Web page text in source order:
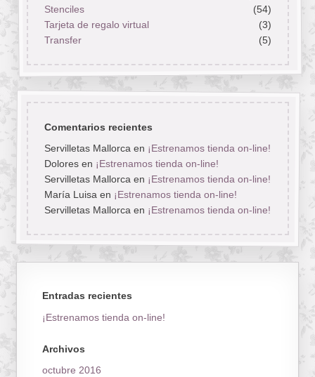
Stenciles
(54)
Tarjeta de regalo virtual
(3)
Transfer
(5)
Comentarios recientes
Servilletas Mallorcaen ¡Estrenamos tienda on-line!
Doloresen ¡Estrenamos tienda on-line!
Servilletas Mallorcaen ¡Estrenamos tienda on-line!
María Luisaen ¡Estrenamos tienda on-line!
Servilletas Mallorcaen ¡Estrenamos tienda on-line!
Entradas recientes
¡Estrenamos tienda on-line!
Archivos
octubre 2016